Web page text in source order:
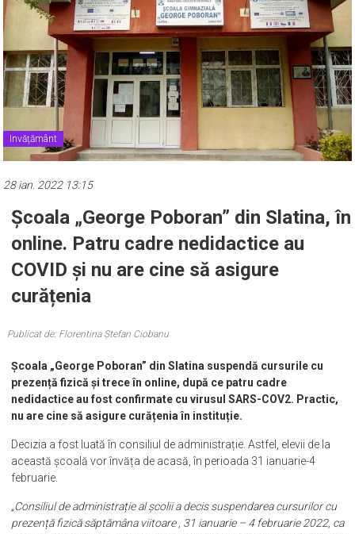
Invățământ
28 ian. 2022 13:15
Școala „George Poboran” din Slatina, în
online. Patru cadre nedidactice au
COVID și nu are cine să asigure
curățenia
Publicat de: Florentina Ștefan Ciobanu
Școala „George Poboran” din Slatina suspendă cursurile cu
prezență fizică și trece în online, după ce patru cadre
nedidactice au fost confirmate cu virusul SARS-COV2. Practic,
nu are cine să asigure curățenia în instituție.
Decizia a fost luată în consiliul de administrație. Astfel, elevii de la
această școală vor învăța de acasă, în perioada 31 ianuarie-4
februarie.
„Consiliul de administrație al școlii a decis suspendarea cursurilor cu
prezență fizică săptămâna viitoare , 31 ianuarie – 4 februarie 2022, ca